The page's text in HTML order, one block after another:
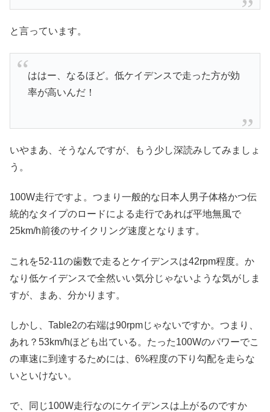
と言っています。
ははー、なるほど。低ケイデンスで走った方が効
率が高いんだ！
いやまあ、そうなんですが、もう少し深読みしてみましょ
う。
100W走行ですよ。つまり一般的な日本人男子体格かつ伝
統的なタイプのロードによる走行であれば平地無風で
25km/h前後のサイクリング速度となります。
これを52-11の歯数で走るとケイデンスは42rpm程度。か
なり低ケイデンスで全然いい気分じゃないような気がしま
すが、まあ、分かります。
しかし、Table2の右端は90rpmじゃないですか。つまり、
あれ？53km/hほども出ている。たった100Wのパワーでこ
の車速に到達するためには、6%程度の下り勾配を走らな
いといけない。
で、同じ100W走行なのにケイデンスは上がるのですか